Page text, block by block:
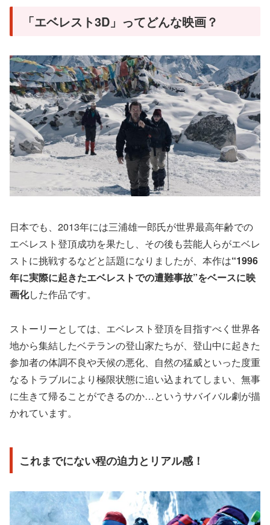
「エベレスト3D」ってどんな映画？
日本でも、2013年には三浦雄一郎氏が世界最高年齢での
エベレスト登頂成功を果たし、その後も芸能人らがエベレ
ストに挑戦するなどと話題になりましたが、本作は“1996
年に実際に起きたエベレストでの遭難事故”をベースに映
画化した作品です。
ストーリーとしては、エベレスト登頂を目指すべく世界各
地から集結したベテランの登山家たちが、登山中に起きた
参加者の体調不良や天候の悪化、自然の猛威といった度重
なるトラブルにより極限状態に追い込まれてしまい、無事
に生きて帰ることができるのか…というサバイバル劇が描
かれています。
これまでにない程の迫力とリアル感！